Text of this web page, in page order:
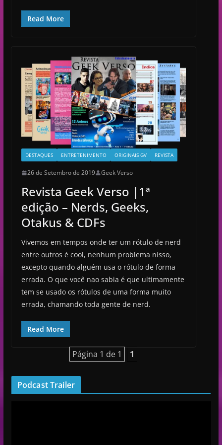
Read More
DESTAQUES ENTRETENIMENTO ORIGINAIS GV REVISTA
26 de Setembro de 2019 Geek Verso
Revista Geek Verso |1ª
edição – Nerds, Geeks,
Otakus & CDFs
Vivemos em tempos onde ter um rótulo de nerd
entre outros é cool, nenhum problema nisso,
excepto quando alguém usa o rótulo de forma
errada. O que você nao sabia é que ultimamente
tem se usado os rótulos de uma forma muito
errada, chamando toda gente de nerd.
Read More
Página 1 de 1 1
Podcast Trailer